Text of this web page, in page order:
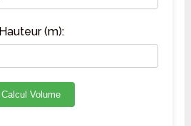
Hauteur (m):
Calcul Volume